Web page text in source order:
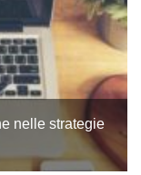
nelle strategie